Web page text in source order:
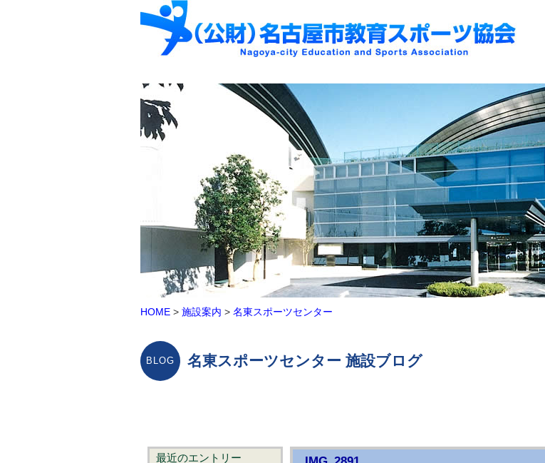
HOME > 施設案内 > 名東スポーツセンター
名東スポーツセンター 施設ブログ
最近のエントリー